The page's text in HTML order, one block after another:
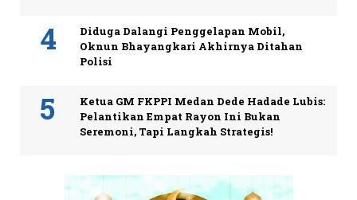
Diduga Dalangi Penggelapan Mobil,
Oknun Bhayangkari Akhirnya Ditahan
Polisi
Ketua GM FKPPI Medan Dede Hadade Lubis:
Pelantikan Empat Rayon Ini Bukan
Seremoni, Tapi Langkah Strategis!